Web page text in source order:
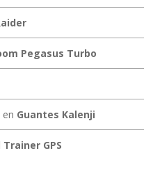
Pegasus Turbo
en Guantes Kalenji
GPS